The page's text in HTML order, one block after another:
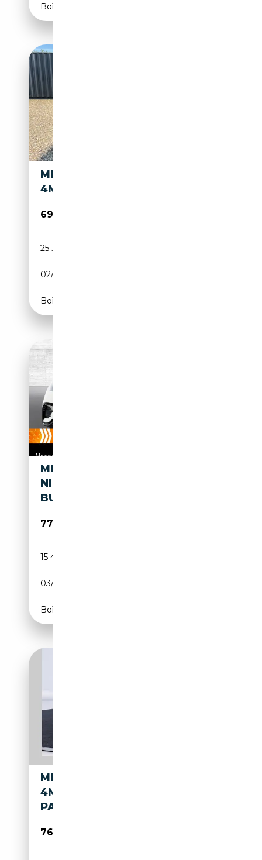
Boîte automatique
MERCEDES-BENZ EQE 53 AMG
4MATIC+
69 900€
25 327 km
02/2025
Boîte automatique
MERCEDES-BENZ EQE 53 4M
NIGHT+DRIVERS+PANO+AHK+
BURMESTER+KEYLESS
77 890€
15 438 km
03/2024
Boîte automatique
MERCEDES-BENZ EQE 53 AMG
4M+ AMG PREMIUM PAKET
PANO SD 360 KAM
76 660€